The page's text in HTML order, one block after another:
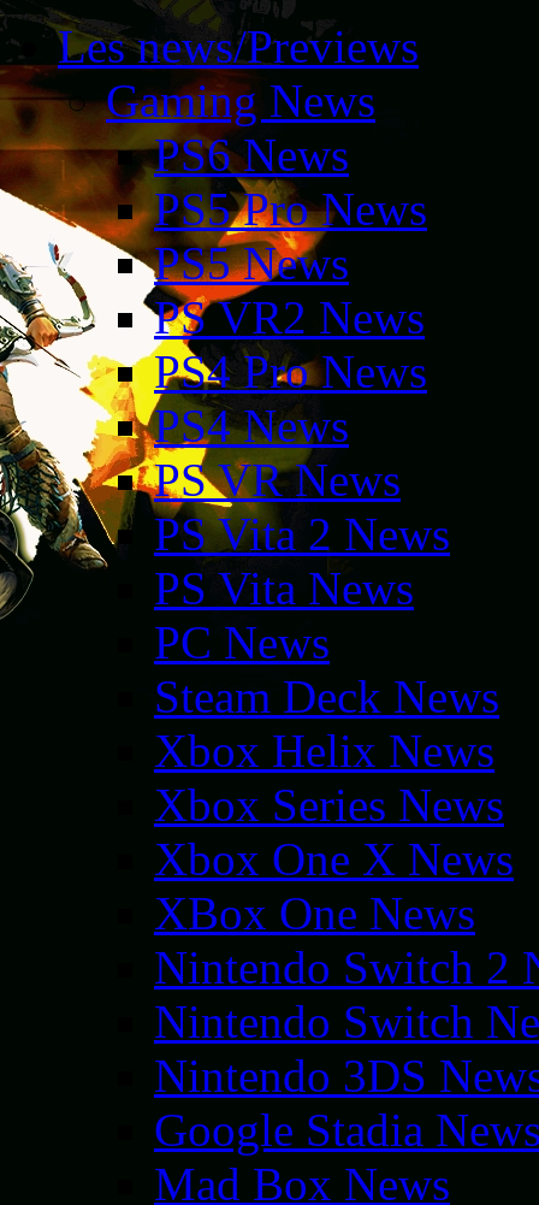
Les news/Previews
Gaming News
PS6 News
PS5 Pro News
PS5 News
PS VR2 News
PS4 Pro News
PS4 News
PS VR News
PS Vita 2 News
PS Vita News
PC News
Steam Deck News
Xbox Helix News
Xbox Series News
Xbox One X News
XBox One News
Nintendo Switch 2
Nintendo Switch
Nintendo 3DS
Google Stadia
Mad Box News